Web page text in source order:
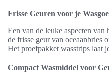
Frisse Geuren voor je
Een van de leuke aspecten
de frisse geur van oceaanbries
Het proefpakket wasstrips laat
Compact Wasmiddel voor